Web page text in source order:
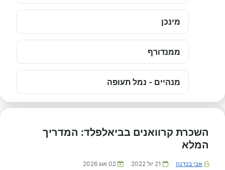
מינכן
ממנדורף
מנהיים - נמל תעופה
השכרת קרוואנים בביאלפלד: המדריך
המלא
אבי בנדנה 21 יול 2022 02 אוג 2026